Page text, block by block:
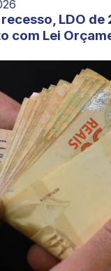
LDO de
com Lei